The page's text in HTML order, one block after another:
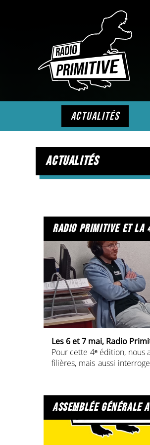
actualités
actualités
radio primitive et la
Les 6 et 7 mai, Radio
Pour cette 4ᵉ édition,
filières, mais aussi
questions des jeunes, aux
un grand merci aux élèves
A écouter ICI
assemblée générale